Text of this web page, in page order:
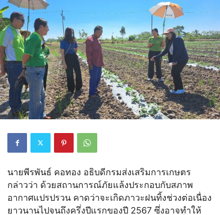
นายพีรพันธ์ คอทอง อธิบดีกรมส่งเสริมการเกษตร
กล่าวว่า ด้วยสถานการณ์ภัยแล้งประกอบกับสภาพ
อากาศแปรปรวน คาดว่าจะเกิดภาวะฝนทิ้งช่วงต่อเนื่อง
ยาวนานไปจนถึงครึ่งปีแรกของปี 2567 ซึ่งอาจทำให้